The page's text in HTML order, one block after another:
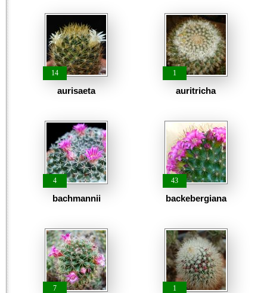
14
aurisaeta
1
auritricha
4
bachmannii
43
backebergiana
7 1